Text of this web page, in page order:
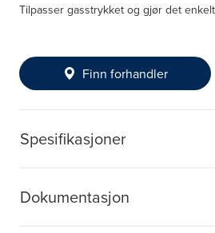
Spesifikasjoner
Dokumentasjon
Tilpasser gasstrykket og gjør det
Finn forhandler